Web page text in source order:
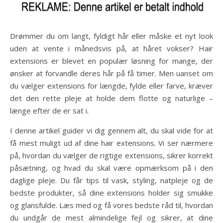
Drømmer du om langt, fyldigt hår eller måske et nyt look
uden at vente i månedsvis på, at håret vokser? Hair
extensions er blevet en populær løsning for mange, der
ønsker at forvandle deres hår på få timer. Men uanset om
du vælger extensions for længde, fylde eller farve, kræver
det den rette pleje at holde dem flotte og naturlige –
længe efter de er sat i.
I denne artikel guider vi dig gennem alt, du skal vide for at
få mest muligt ud af dine hair extensions. Vi ser nærmere
på, hvordan du vælger de rigtige extensions, sikrer korrekt
påsætning, og hvad du skal være opmærksom på i den
daglige pleje. Du får tips til vask, styling, natpleje og de
bedste produkter, så dine extensions holder sig smukke
og glansfulde. Læs med og få vores bedste råd til, hvordan
du undgår de mest almindelige fejl og sikrer, at dine